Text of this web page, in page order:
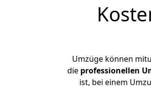
Umzüge können
die professionellen
ist, bei einem